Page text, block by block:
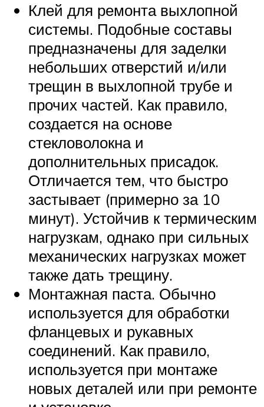
Клей для ремонта выхлопной
системы. Подобные составы
предназначены для заделки
небольших отверстий и/или
трещин в выхлопной трубе и
прочих частей. Как правило,
создается на основе
стекловолокна и
дополнительных присадок.
Отличается тем, что быстро
застывает (примерно за 10
минут). Устойчив к термическим
нагрузкам, однако при сильных
механических нагрузках может
также дать трещину.
Монтажная паста. Обычно
используется для обработки
фланцевых и рукавных
соединений. Как правило,
используется при монтаже
новых деталей или при ремонте